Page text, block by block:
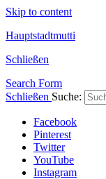
Skip to content
Hauptstadtmutti
Schließen
Search Form
Schließen Suche:
Facebook
Pinterest
Twitter
YouTube
Instagram